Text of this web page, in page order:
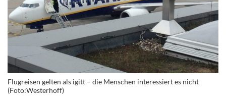
Flugreisen gelten als igitt – die Menschen interessiert es nicht
(Foto:Westerhoff)